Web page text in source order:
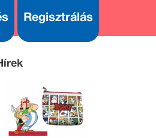
Regisztrálás